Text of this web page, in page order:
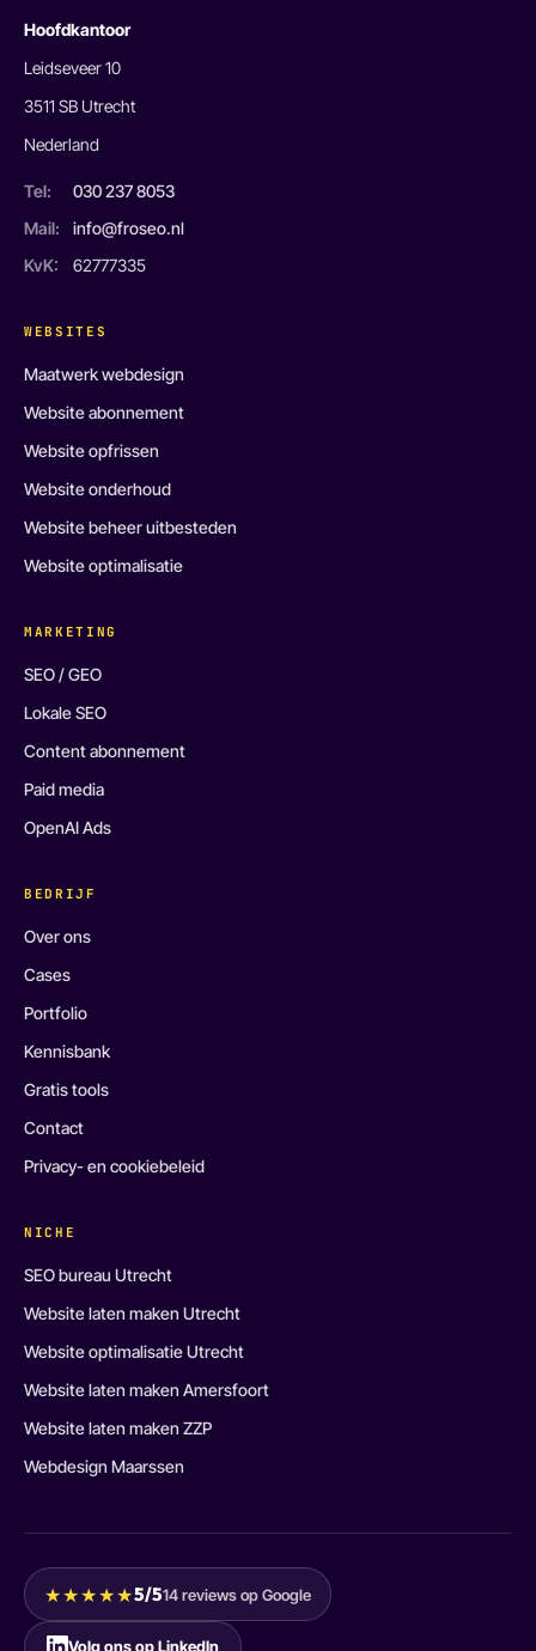
Hoofdkantoor
Leidseveer 10
3511 SB Utrecht
Nederland
Tel:
030 237 8053
Mail:
info@froseo.nl
KvK:
62777335
WEBSITES
Maatwerk webdesign
Website abonnement
Website opfrissen
Website onderhoud
Website beheer uitbesteden
Website optimalisatie
MARKETING
SEO / GEO
Lokale SEO
Content abonnement
Paid media
OpenAI Ads
BEDRIJF
Over ons
Cases
Portfolio
Kennisbank
Gratis tools
Contact
Privacy- en cookiebeleid
NICHE
SEO bureau Utrecht
Website laten maken Utrecht
Website optimalisatie Utrecht
Website laten maken Amersfoort
Website laten maken ZZP
Webdesign Maarssen
★★★★★5/514 reviews op Google
Volg ons op LinkedIn